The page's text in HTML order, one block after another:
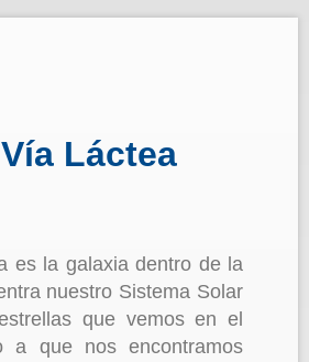
Láctea
es la galaxia dentro de la
nuestro Sistema Solar
que vemos en el
a que nos encontramos